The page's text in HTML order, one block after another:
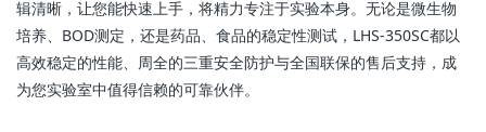
辑清晰，让您能快速上手，将精力专注于实验本身。无论是微生物
培养、BOD测定，还是药品、食品的稳定性测试，LHS-350SC都以
高效稳定的性能、周全的三重安全防护与全国联保的售后支持，成
为您实验室中值得信赖的可靠伙伴。